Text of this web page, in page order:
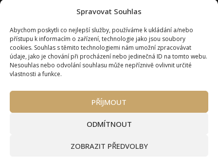
Spravovat Souhlas
Abychom poskytli co nejlepší služby, používáme k ukládání a/nebo
přístupu k informacím o zařízení, technologie jako jsou soubory
cookies. Souhlas s těmito technologiemi nám umožní zpracovávat
údaje, jako je chování při procházení nebo jedinečná ID na tomto webu.
Nesouhlas nebo odvolání souhlasu může nepříznivě ovlivnit určité
vlastnosti a funkce.
PŘÍJMOUT
ODMÍTNOUT
ZOBRAZIT PŘEDVOLBY
20. 7. 2026
O Wealth Magazínu Můj účet
Kontakty
Máte zájem o spolupráci?
Pravidla používání webu wmag.cz
Ke stažení (partneři a autoři)